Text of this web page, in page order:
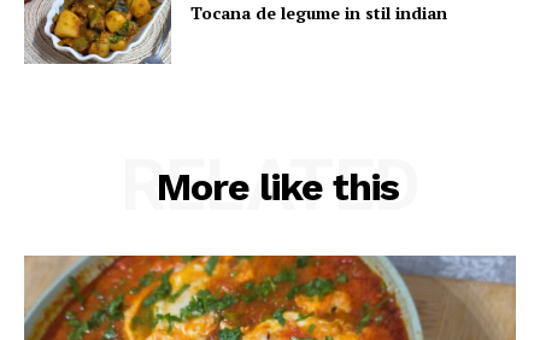
Tocana de legume in stil indian
More like this
RELATED